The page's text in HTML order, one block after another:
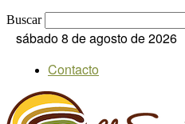
Buscar
sábado 8 de agosto de 2026
Contacto